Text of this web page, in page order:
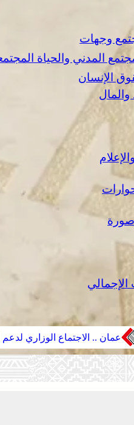
وجهات
المدني والحياة
الإنسان
والمال
الإجمالي
عمان .. الاجتماع الوزاري